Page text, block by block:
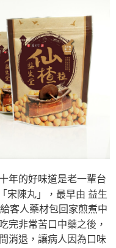
年的好味道是老一輩台
宋陳丸」，最早由 益生
客人藥材包回家煎煮中
完非常苦口中藥之後，
消退，讓病人因為口味